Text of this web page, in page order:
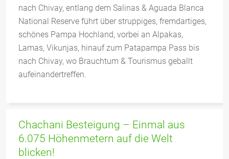
nach Chivay, entlang dem Salinas & Aguada Blanca
National Reserve führt über struppiges, fremdartiges,
schönes Pampa Hochland, vorbei an Alpakas,
Lamas, Vikunjas, hinauf zum Patapampa Pass bis
nach Chivay, wo Brauchtum & Tourismus geballt
aufeinandertreffen.
Chachani Besteigung – Einmal aus
6.075 Höhenmetern auf die Welt
blicken!